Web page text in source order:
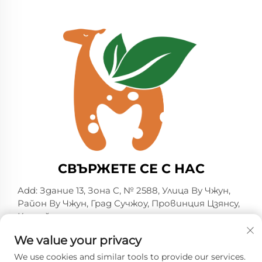
меко розов цвят за
деца | Оптово
производство на
висококачествени
детски дрехи с частен
бранд от бутикова
фабрика
Оптово производство
на висококачествени
детски дрехи с частен
бранд от бутикова
СВЪРЖЕТЕ СЕ С НАС
Add: Здание 13, Зона C, № 2588, Улица Ву Чжун,
Район Ву Чжун, Град Сучжоу, Провинция Цзянсу,
Китай
Тел.:
+86-13606218836
Имейл:
[email protected]
We value your privacy
We use cookies and similar tools to provide our services.